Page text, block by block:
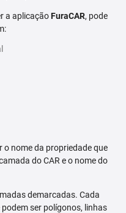
a aplicaçãoFuraCAR, pode
o nome da propriedade que
do CAR e o nome do
demarcadas. Cada
ser polígonos, linhas